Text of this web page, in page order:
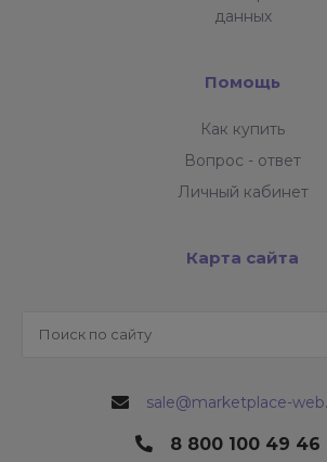
данных
Помощь
Как купить
Вопрос - ответ
Личный кабинет
Карта сайта
sale@marketplace-
8 800 100 49 46